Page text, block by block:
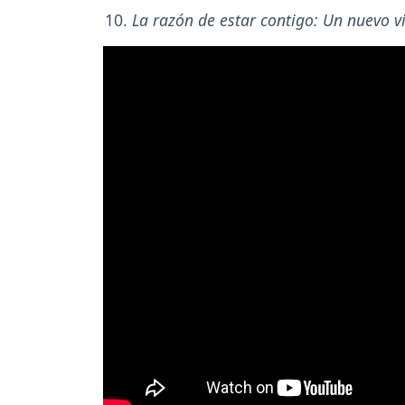
La razón de estar contigo: Un nuevo